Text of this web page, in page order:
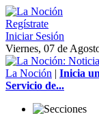
Regístrate
Iniciar Sesión
Viernes, 07 de
La Noción | Inicia
Servicio de...